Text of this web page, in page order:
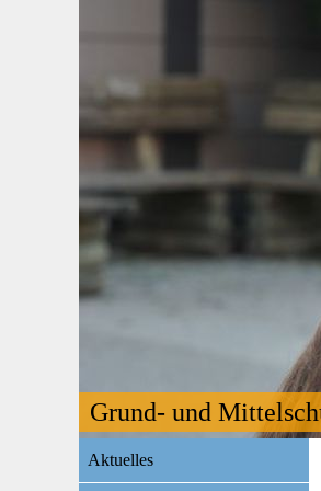
Grund- und
Navigation
Aktuelles